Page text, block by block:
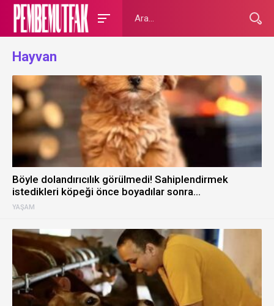
Hayvan
YAŞAM
Böyle dolandırıcılık görülmedi! Sahiplendirmek
istedikleri köpeği önce boyadılar sonra…